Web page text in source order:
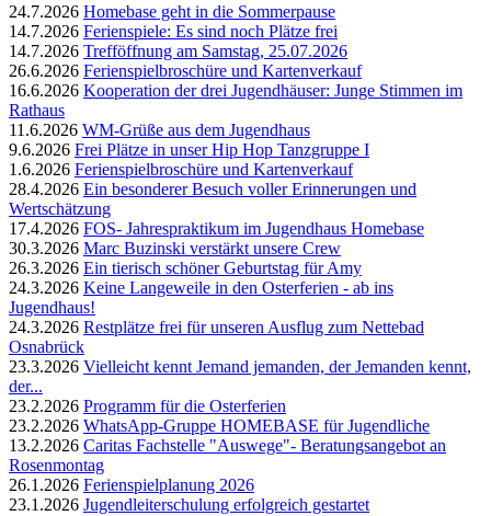
24.7.2026 Homebase geht in die Sommerpause
14.7.2026 Ferienspiele: Es sind noch Plätze frei
14.7.2026 Trefföffnung am Samstag, 25.07.2026
26.6.2026 Ferienspielbroschüre und Kartenverkauf
16.6.2026 Kooperation der drei Jugendhäuser: Junge Stimmen im
Rathaus
11.6.2026 WM-Grüße aus dem Jugendhaus
9.6.2026 Frei Plätze in unser Hip Hop Tanzgruppe I
1.6.2026 Ferienspielbroschüre und Kartenverkauf
28.4.2026 Ein besonderer Besuch voller Erinnerungen und
Wertschätzung
17.4.2026 FOS- Jahrespraktikum im Jugendhaus Homebase
30.3.2026 Marc Buzinski verstärkt unsere Crew
26.3.2026 Ein tierisch schöner Geburtstag für Amy
24.3.2026 Keine Langeweile in den Osterferien - ab ins
Jugendhaus!
24.3.2026 Restplätze frei für unseren Ausflug zum Nettebad
Osnabrück
23.3.2026 Vielleicht kennt Jemand jemanden, der Jemanden kennt,
der...
23.2.2026 Programm für die Osterferien
23.2.2026 WhatsApp-Gruppe HOMEBASE für Jugendliche
13.2.2026 Caritas Fachstelle "Auswege"- Beratungsangebot an
Rosenmontag
26.1.2026 Ferienspielplanung 2026
23.1.2026 Jugendleiterschulung erfolgreich gestartet